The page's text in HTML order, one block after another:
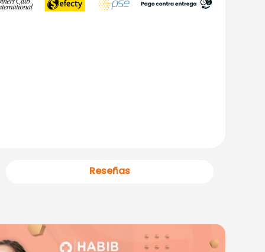
Reseñas